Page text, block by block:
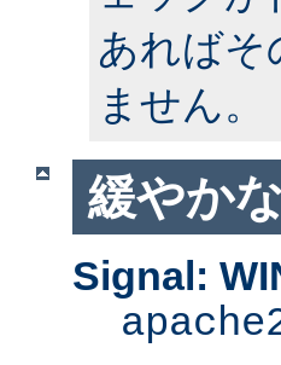
あればそ
ません。
緩やか
Signal: